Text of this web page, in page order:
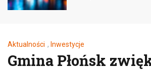
Aktualności , Inwestycje
Gmina Płońsk